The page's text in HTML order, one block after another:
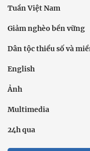
Tuần Việt Nam
Giảm nghèo bền vững
Dân tộc thiểu số và
English
Ảnh
Multimedia
24h qua